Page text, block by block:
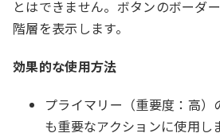
とはできません。ボタンのボーダ
階層を表示します。
効果的な使用方法
プライマリー（重要度：高
も重要なアクションに使用し